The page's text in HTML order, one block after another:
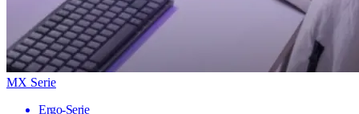
MX Serie
Ergo-Serie